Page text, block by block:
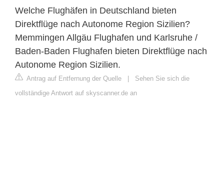
Welche Flughäfen in Deutschland bieten
Direktflüge nach Autonome Region Sizilien?
Memmingen Allgäu Flughafen und Karlsruhe /
Baden-Baden Flughafen bieten Direktflüge nach
Autonome Region Sizilien.
Antrag auf Entfernung der Quelle | Sehen Sie sich die
vollständige Antwort auf skyscanner.de an